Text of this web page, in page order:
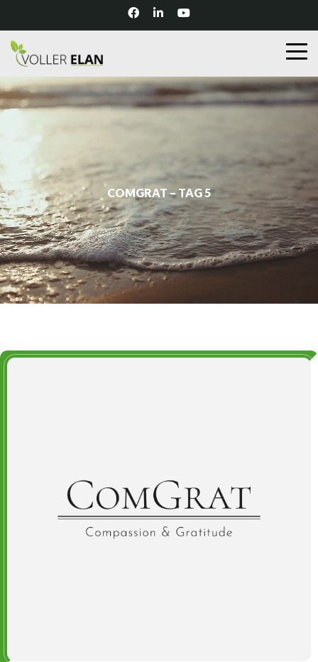
COMGRAT – TAG 5